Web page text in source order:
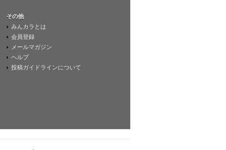
その他
みんカラとは
会員登録
メールマガジン
ヘルプ
投稿ガイドラインについて